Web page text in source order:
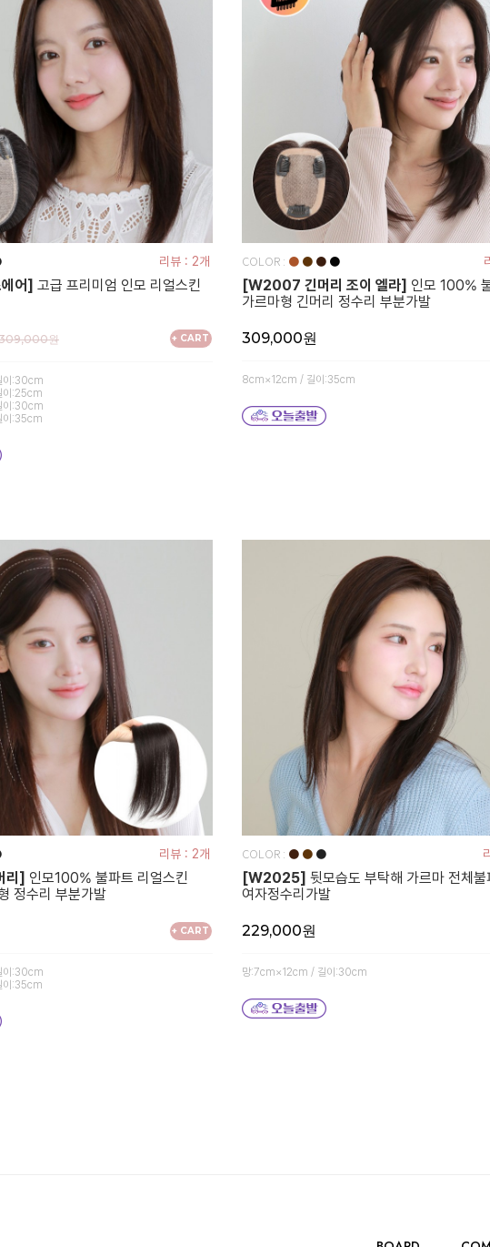
리뷰 : 2개
어] 고급 프리미엄 인모 리얼스킨
원 + CART
이:30cm
:25cm
이:30cm
:35cm
COLOR : ● ● ● ●
[W2007 긴머리 조이 엘라] 인모 100%
가르마형 긴머리 정수리 부분가발
309,000원
8cm×12cm / 길이:35cm
리뷰 : 2개
리] 인모100% 불파트 리얼스킨
정수리 부분가발
+ CART
이:30cm
:35cm
COLOR : ● ● ●
[W2025] 뒷모습도 부탁해 가르마 전체불
여자정수리가발
229,000원
망:7cm×12cm / 길이:30cm